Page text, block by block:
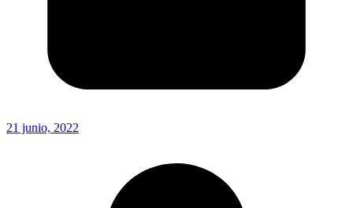
21 junio, 2022